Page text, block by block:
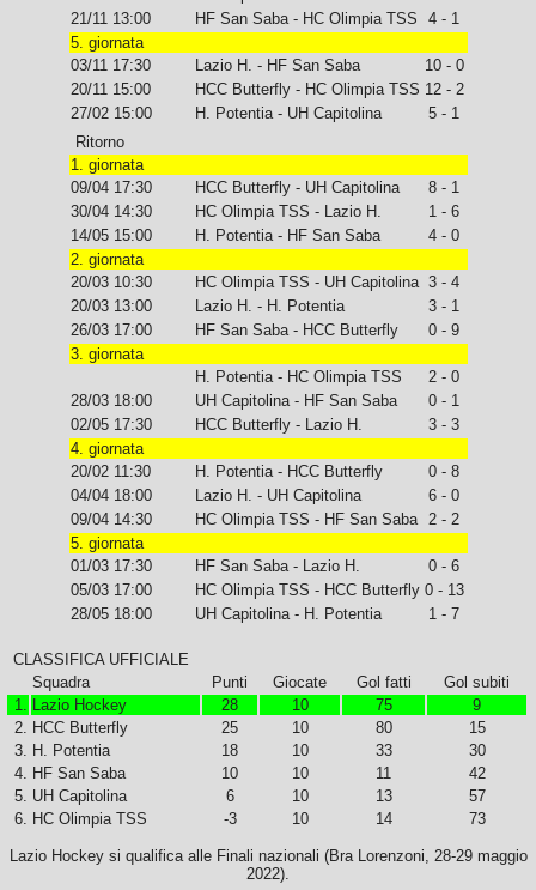
21/11 13:00
HF San Saba - HC Olimpia TSS
4 - 1
5. giornata
03/11 17:30
Lazio H. - HF San Saba
10 - 0
20/11 15:00
HCC Butterfly - HC Olimpia TSS 12 - 2
27/02 15:00
H. Potentia - UH Capitolina
5 - 1
Ritorno
1. giornata
09/04 17:30
HCC Butterfly - UH Capitolina
8 - 1
30/04 14:30
HC Olimpia TSS - Lazio H.
1 - 6
14/05 15:00
H. Potentia - HF San Saba
4 - 0
2. giornata
20/03 10:30
HC Olimpia TSS - UH Capitolina 3 - 4
20/03 13:00
Lazio H. - H. Potentia
3 - 1
26/03 17:00
HF San Saba - HCC Butterfly
0 - 9
3. giornata
H. Potentia - HC Olimpia TSS
2 - 0
28/03 18:00
UH Capitolina - HF San Saba
0 - 1
02/05 17:30
HCC Butterfly - Lazio H.
3 - 3
4. giornata
20/02 11:30
H. Potentia - HCC Butterfly
0 - 8
04/04 18:00
Lazio H. - UH Capitolina
6 - 0
09/04 14:30
HC Olimpia TSS - HF San Saba
2 - 2
5. giornata
01/03 17:30
HF San Saba - Lazio H.
0 - 6
05/03 17:00
HC Olimpia TSS - HCC Butterfly 0 - 13
28/05 18:00
UH Capitolina - H. Potentia 1 - 7
CLASSIFICA UFFICIALE
Squadra
Punti Giocate Gol fatti
Gol subiti
1.
Lazio Hockey 28 10 75
9
2. HCC Butterfly 25 10 80
15
3. H. Potentia 18 10 33
30
4. HF San Saba 10 10 11
42
5. UH Capitolina 6 10 13
57
6. HC Olimpia TSS -3 10 14 73
Lazio Hockey si qualifica alle Finali nazionali (Bra Lorenzoni, 28-29 maggio
2022).